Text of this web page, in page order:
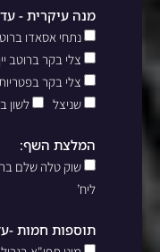
מנה עיקרית - עד 2 סוגים לבחירה (חצי-חצי)
נתחי אסאדו
צלי בקר ברוטב יין
צלי בקר
שניצל
לשון
המלצת השף:
ליח’
תוספות חמות -עד 3 סוגים